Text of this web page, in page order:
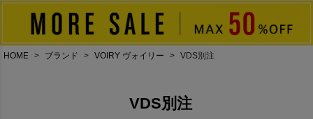
HOME ブランド VOIRY ヴォイリー VDS別注
VDS別注